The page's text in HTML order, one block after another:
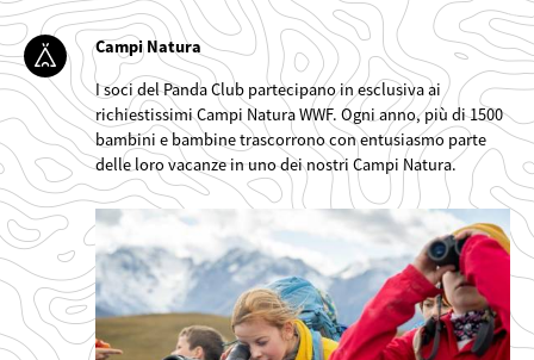
©
Campi Natura
I soci del Panda Club partecipano in esclusiva ai
richiestissimi Campi Natura WWF. Ogni anno, più di 1500
bambini e bambine trascorrono con entusiasmo parte
delle loro vacanze in uno dei nostri Campi Natura.